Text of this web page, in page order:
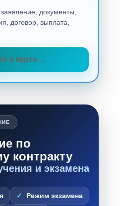
документы,
договор, выплата,
к карте
по
контракту
и экзамена
Режим экзамена